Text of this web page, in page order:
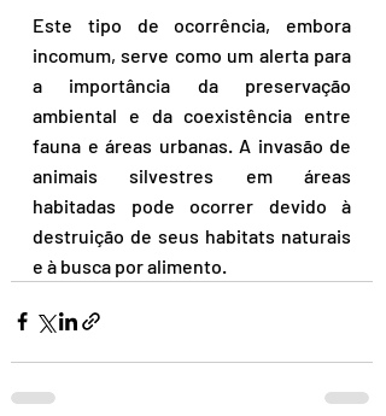
Este tipo de ocorrência, embora
incomum, serve como um alerta para
a importância da preservação
ambiental e da coexistência entre
fauna e áreas urbanas. A invasão de
animais silvestres em áreas
habitadas pode ocorrer devido à
destruição de seus habitats naturais
e à busca por alimento.